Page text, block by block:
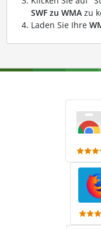
SWF zu WMAzu
Laden Sie Ihre